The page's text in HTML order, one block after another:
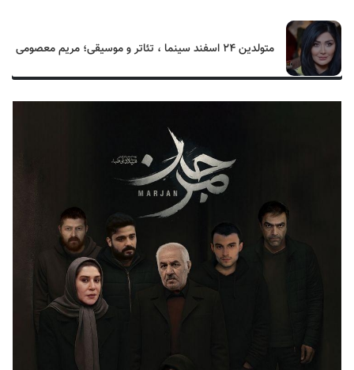
متولدین ۲۴ اسفند سینما ، تئاتر و موسیقی؛ مریم معصومی